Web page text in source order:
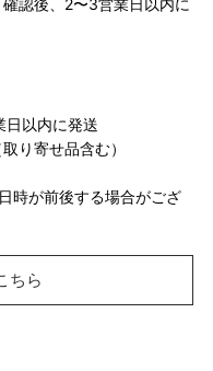
認後、2〜3営業日以内に
日以内に発送
り寄せ品含む）
時が前後する場合がござ
ちら